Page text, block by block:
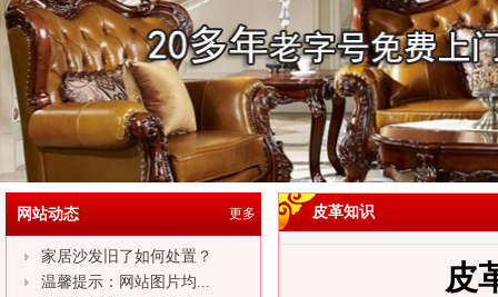
网站动态 更多
家居沙发旧了如何处置？
温馨提示：网站图片均...
皮革知识
皮